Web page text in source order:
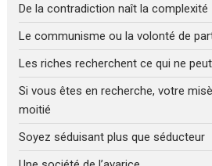
De la contradiction naît la complexité
Le communisme ou la volonté de
Les riches recherchent ce qui ne
Si vous êtes en recherche, votre
moitié
Soyez séduisant plus que séducteur